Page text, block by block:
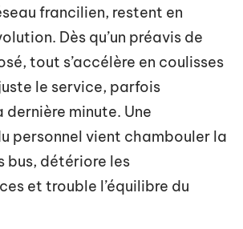
francilien, restent en
Dès qu’un préavis de
tout s’accélère en coulisses
le service, parfois
dernière minute. Une
personnel vient chambouler la
bus, détériore les
et trouble l’équilibre du